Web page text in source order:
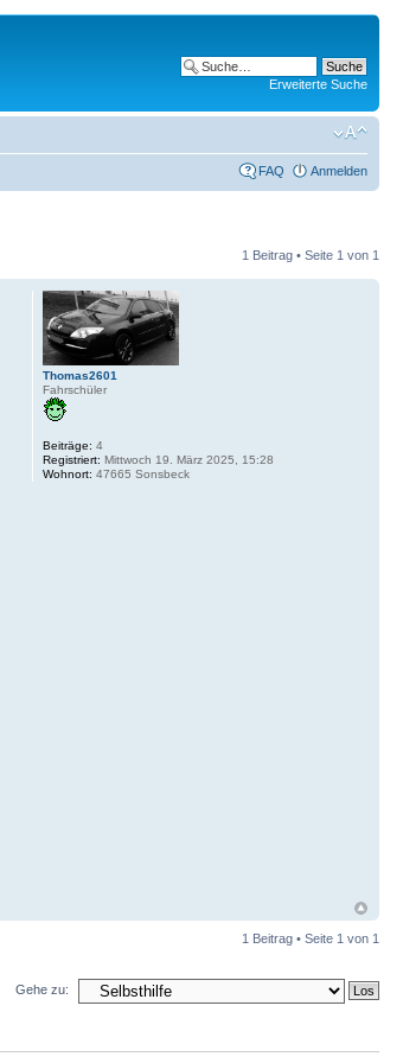
Erweiterte Suche
FAQ Anmelden
1 Beitrag • Seite 1 von 1
Thomas2601
Fahrschüler
Beiträge: 4
Registriert: Mittwoch 19. März 2025, 15:28
Wohnort: 47665 Sonsbeck
1 Beitrag • Seite 1 von 1
Gehe zu: